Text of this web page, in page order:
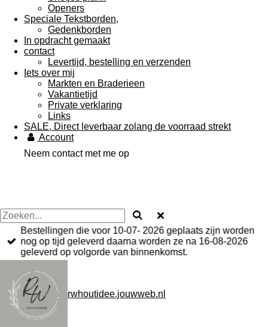
Openers
Speciale Tekstborden,
Gedenkborden
In opdracht gemaakt
contact
Levertijd, bestelling en verzenden
Iets over mij
Markten en Braderieen
Vakantietijd
Private verklaring
Links
SALE, Direct leverbaar zolang de voorraad strekt
Account
Neem contact met me op
Bestellingen die voor 10-07- 2026 geplaats zijn worden
nog op tijd geleverd daarna worden ze na 16-08-2026
geleverd op volgorde van binnenkomst.
rwhoutidee.jouwweb.nl